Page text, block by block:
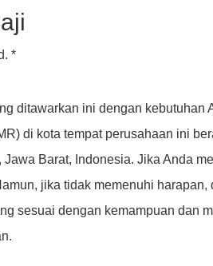
*
ditawarkan ini dengan kebutuhan
di kota tempat perusahaan ini
Barat, Indonesia. Jika Anda
jika tidak memenuhi
sesuai dengan kemampuan dan